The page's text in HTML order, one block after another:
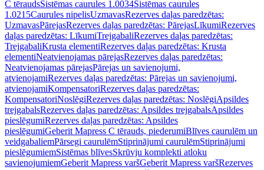
C tēraudsSistēmas caurules 1.0034Sistēmas caurules
1.0215Caurules nipelisUzmavasRezerves daļas paredzētas:
UzmavasPārejasRezerves daļas paredzētas: PārejasLīkumiRezerves
daļas paredzētas: LīkumiTrejgabaliRezerves daļas paredzētas:
TrejgabaliKrusta elementiRezerves daļas paredzētas: Krusta
elementiNeatvienojamas pārejasRezerves daļas paredzētas:
Neatvienojamas pārejasPārejas un savienojumi,
atvienojamiRezerves daļas paredzētas: Pārejas un savienojumi,
atvienojamiKompensatoriRezerves daļas paredzētas:
KompensatoriNoslēgiRezerves daļas paredzētas: NoslēgiApsildes
trejgabalsRezerves daļas paredzētas: Apsildes trejgabalsApsildes
pieslēgumiRezerves daļas paredzētas: Apsildes
pieslēgumiGeberit Mapress C tērauds, piederumiBlīves caurulēm un
veidgabaliemPārsegi caurulēmStiprinājumi caurulēmStiprinājumi
pieslēgumiemSistēmas blīvesSkrūvju komplekti atloku
savienojumiemGeberit Mapress varšGeberit Mapress varšRezerves